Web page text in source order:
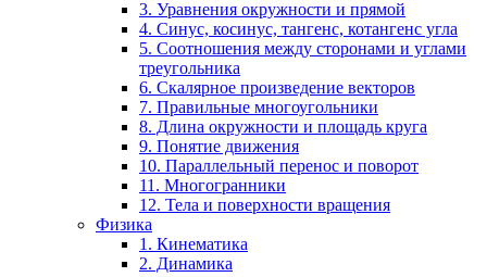
3. Уравнения окружности и прямой
4. Синус, косинус, тангенс, котангенс угла
5. Соотношения между сторонами и углами
треугольника
6. Скалярное произведение векторов
7. Правильные многоугольники
8. Длина окружности и площадь круга
9. Понятие движения
10. Параллельный перенос и поворот
11. Многогранники
12. Тела и поверхности вращения
Физика
1. Кинематика
2. Динамика